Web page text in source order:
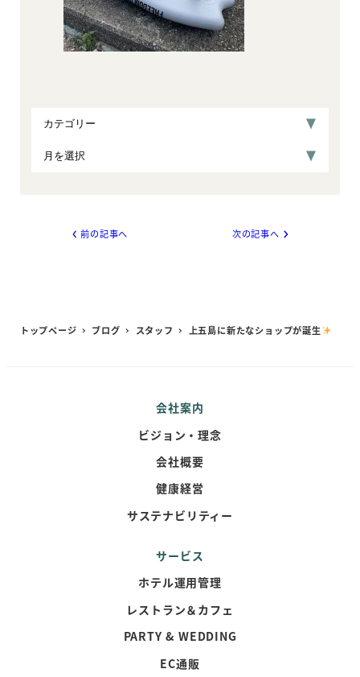
前の記事へ 次の記事へ
トップページ ブログ スタッフ 上五島に新たなショップが誕生
会社案内
ビジョン・理念
会社概要
健康経営
サステナビリティー
サービス
ホテル運用管理
レストラン＆カフェ
PARTY & WEDDING
EC通販